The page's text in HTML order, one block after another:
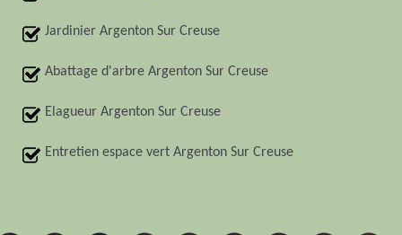
Jardinier Argenton Sur Creuse
Abattage d'arbre Argenton Sur Creuse
Elagueur Argenton Sur Creuse
Entretien espace vert Argenton Sur Creuse